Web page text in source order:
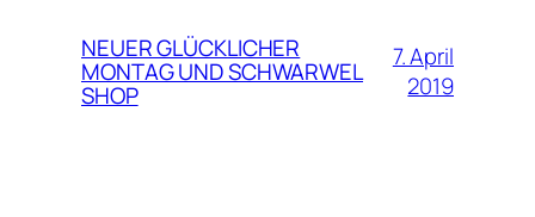
NEUER GLÜCKLICHER
MONTAG UND SCHWARWEL
SHOP
7. April
2019